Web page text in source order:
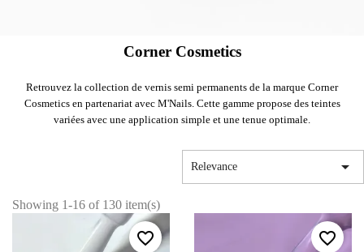
Corner Cosmetics
Retrouvez la collection de vernis semi permanents de la marque Corner
Cosmetics en partenariat avec M'Nails. Cette gamme propose des teintes
variées avec une application simple et une tenue optimale.
Relevance 
Showing 1-16 of 130 item(s)
favorite_border favorite_border